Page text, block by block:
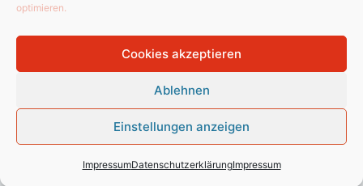
optimieren.
Cookies akzeptieren
Ablehnen
Einstellungen anzeigen
ImpressumDatenschutzerklärungImpressum